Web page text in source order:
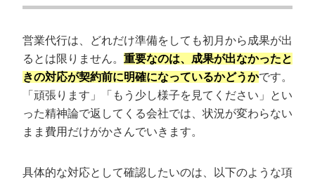
営業代行は、どれだけ準備をしても初月から成果が出
るとは限りません。 重要なのは、成果が出なかったと
きの対応が契約前に明確になっているかどうかです。
「頑張ります」「もう少し様子を見てください」とい
った精神論で返してくる会社では、状況が変わらない
まま費用だけがかさんでいきます。
具体的な対応として確認したいのは、以下のような項